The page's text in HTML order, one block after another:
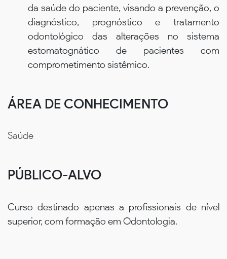
da saúde do paciente, visando a prevenção, o
diagnóstico, prognóstico e tratamento
odontológico das alterações no sistema
estomatognático de pacientes com
comprometimento sistêmico.
ÁREA DE CONHECIMENTO
Saúde
PÚBLICO-ALVO
Curso destinado apenas a profissionais de nível
superior, com formação em Odontologia.